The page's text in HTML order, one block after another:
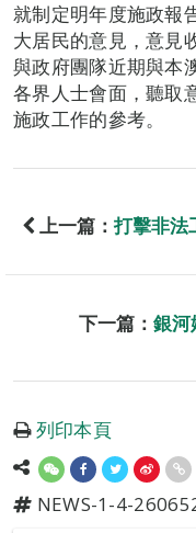
就制定明年度施政報
大居民的意見，意見
與政府團隊近期與本
各界人士會面，聽取
施政工作的參考。
上一篇： 打擊非法
下一篇： 銀河
列印本頁
NEWS-1-4-